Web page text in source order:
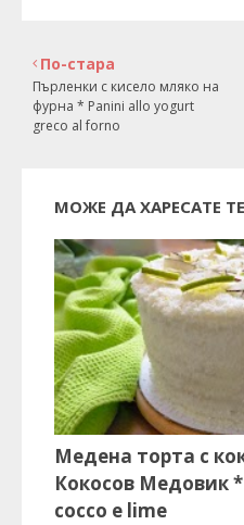
По-стара
Пърленки с кисело мляко на
фурна * Panini allo yogurt
greco al forno
МОЖЕ ДА ХАРЕСАТЕ
Медена торта с
Кокосов Медовик
cocco e lime